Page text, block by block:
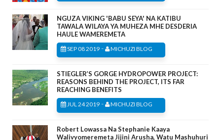
NGUZA VIKING 'BABU SEYA' NA KATIBU
TAWALA WILAYA YA MUHEZA MHE DESDERIA
HAULE WAMEREMETA
SEP 08 2019 - MICHUZI BLOG
STIEGLER’S GORGE HYDROPOWER PROJECT:
REASONS BEHIND THE PROJECT, ITS FAR
REACHING BENEFITS
JUL 24 2019 - MICHUZI BLOG
Robert Lowassa Na Stephanie Kaaya
Walivyomeremeta Jijini Arusha, Watu Mashuhuri